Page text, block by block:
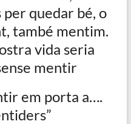
per quedar bé, o
també mentim.
vida seria
mentir
em porta a….